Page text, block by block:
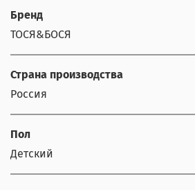
Бренд
ТОСЯ&БОСЯ
Страна производства
Россия
Пол
Детский